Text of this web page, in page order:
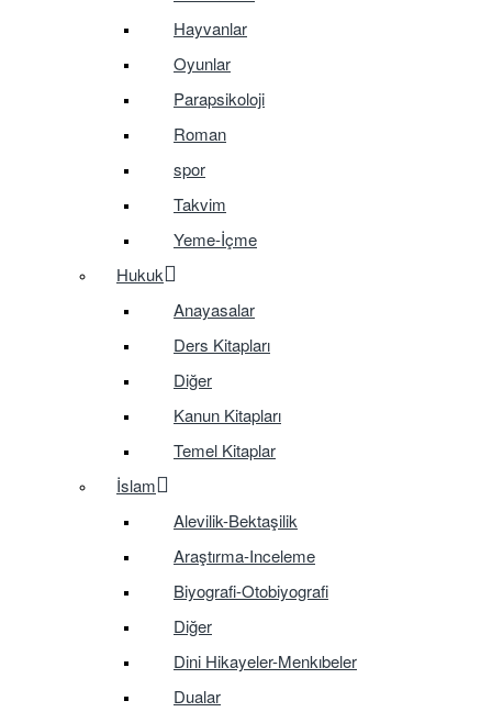
Hayvanlar
Oyunlar
Parapsikoloji
Roman
spor
Takvim
Yeme-İçme
Hukuk
Anayasalar
Ders Kitapları
Diğer
Kanun Kitapları
Temel Kitaplar
İslam
Alevilik-Bektaşilik
Araştırma-Inceleme
Biyografi-Otobiyografi
Diğer
Dini Hikayeler-Menkıbeler
Dualar